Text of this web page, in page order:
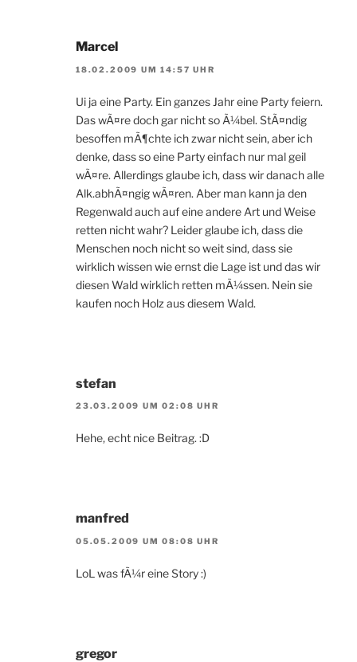
Marcel
18.02.2009 UM 14:57 UHR
Ui ja eine Party. Ein ganzes Jahr eine Party feiern.
Das wÃ¤re doch gar nicht so Ã¼bel. StÃ¤ndig
besoffen mÃ¶chte ich zwar nicht sein, aber ich
denke, dass so eine Party einfach nur mal geil
wÃ¤re. Allerdings glaube ich, dass wir danach alle
Alk.abhÃ¤ngig wÃ¤ren. Aber man kann ja den
Regenwald auch auf eine andere Art und Weise
retten nicht wahr? Leider glaube ich, dass die
Menschen noch nicht so weit sind, dass sie
wirklich wissen wie ernst die Lage ist und das wir
diesen Wald wirklich retten mÃ¼ssen. Nein sie
kaufen noch Holz aus diesem Wald.
stefan
23.03.2009 UM 02:08 UHR
Hehe, echt nice Beitrag. :D
manfred
05.05.2009 UM 08:08 UHR
LoL was fÃ¼r eine Story :)
gregor